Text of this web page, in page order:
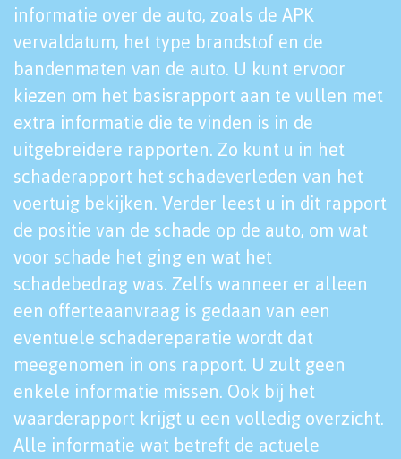
informatie over de auto, zoals de APK
vervaldatum, het type brandstof en de
bandenmaten van de auto. U kunt ervoor
kiezen om het basisrapport aan te vullen met
extra informatie die te vinden is in de
uitgebreidere rapporten. Zo kunt u in het
schaderapport het schadeverleden van het
voertuig bekijken. Verder leest u in dit rapport
de positie van de schade op de auto, om wat
voor schade het ging en wat het
schadebedrag was. Zelfs wanneer er alleen
een offerteaanvraag is gedaan van een
eventuele schadereparatie wordt dat
meegenomen in ons rapport. U zult geen
enkele informatie missen. Ook bij het
waarderapport krijgt u een volledig overzicht.
Alle informatie wat betreft de actuele